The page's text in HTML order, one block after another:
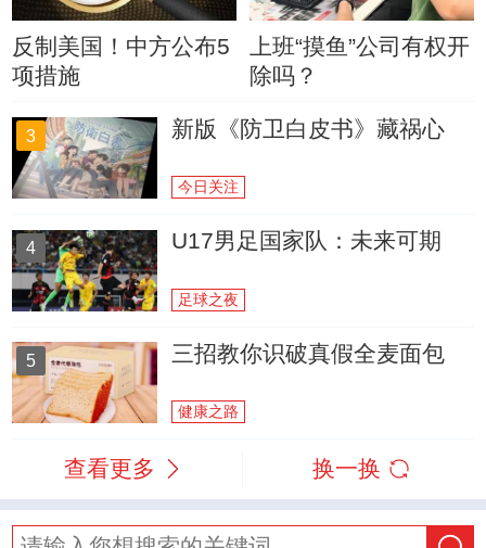
反制美国！中方公布5
项措施
上班“摸鱼”公司有权开
除吗？
3 新版《防卫白皮书》藏祸心
今日关注
4 U17男足国家队：未来可期
足球之夜
5 三招教你识破真假全麦面包
健康之路
查看更多 换一换